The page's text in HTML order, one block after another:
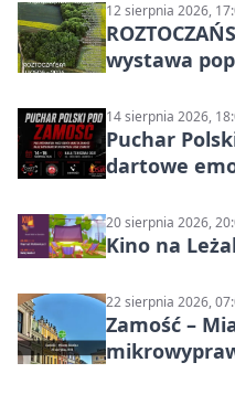
12 sierpnia 2026,
wystawa
14 sierpnia 2026,
Puchar
dartowe
20 sierpnia 2026,
Kino na
22 sierpnia 2026,
Zamość –